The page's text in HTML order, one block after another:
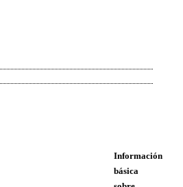
Información
básica